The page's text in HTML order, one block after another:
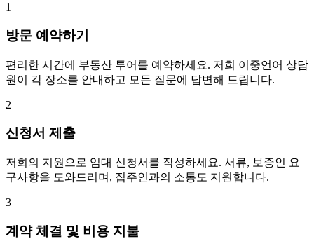
1
방문 예약하기
편리한 시간에 부동산 투어를 예약하세요. 저희 이중언어 상담
원이 각 장소를 안내하고 모든 질문에 답변해 드립니다.
2
신청서 제출
저희의 지원으로 임대 신청서를 작성하세요. 서류, 보증인 요
구사항을 도와드리며, 집주인과의 소통도 지원합니다.
3
계약 체결 및 비용 지불